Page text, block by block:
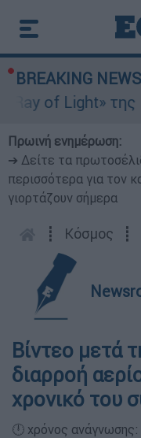
BREAKING
of Light» της
Πρωινή ενημέρωση:
➔ Δείτε τα
περισσότερα για τον
γιορτάζουν σήμερα
┋ Κόσμος ┋
Βίντεο μετά
διαρροή
χρονικό του
🕛 χρόνος